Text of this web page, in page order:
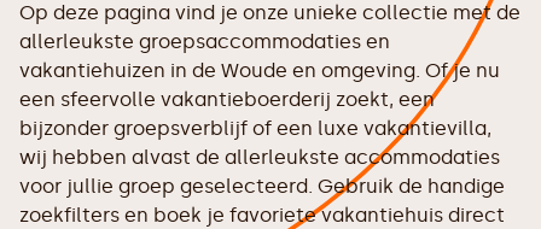
Op deze pagina vind je onze unieke collectie met de
allerleukste groepsaccommodaties en
vakantiehuizen in de Woude en omgeving. Of je nu
een sfeervolle vakantieboerderij zoekt, een
bijzonder groepsverblijf of een luxe vakantievilla,
wij hebben alvast de allerleukste accommodaties
voor jullie groep geselecteerd. Gebruik de handige
zoekfilters en boek je favoriete vakantiehuis direct